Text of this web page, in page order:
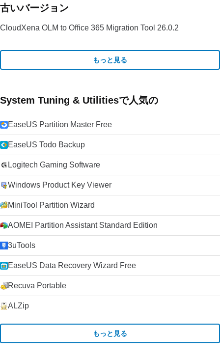
古いバージョン
CloudXena OLM to Office 365 Migration Tool 26.0.2
もっと見る
System Tuning & Utilitiesで人気の
EaseUS Partition Master Free
EaseUS Todo Backup
Logitech Gaming Software
Windows Product Key Viewer
MiniTool Partition Wizard
AOMEI Partition Assistant Standard Edition
3uTools
EaseUS Data Recovery Wizard Free
Recuva Portable
ALZip
もっと見る